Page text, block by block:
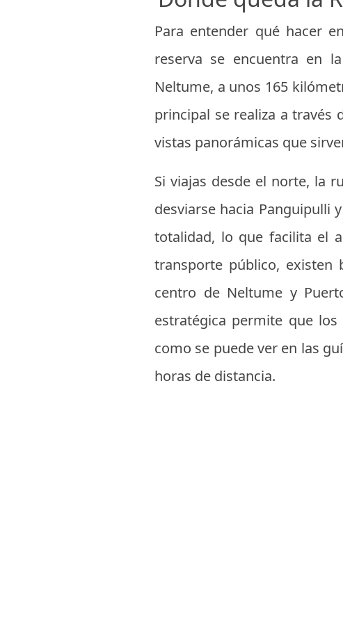
Para entender qué hacer
reserva se encuentra en
Neltume, a unos 165
principal se realiza a través
vistas panorámicas que
Si viajas desde el norte, la
desviarse hacia Panguipulli
totalidad, lo que facilita el
transporte público, existen
centro de Neltume y
estratégica permite que
como se puede ver en las
horas de distancia.